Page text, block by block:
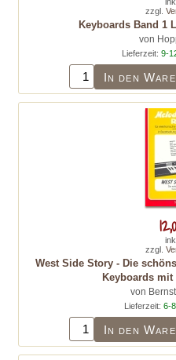
Keyboards Band 1
von
Lieferzeit: 9-
In den
zzgl.
West Side Story - Die
Keyboards
von
Lieferzeit: 6-
In den
zzgl.